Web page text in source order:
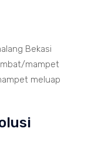
Bekasi
mampet
meluap